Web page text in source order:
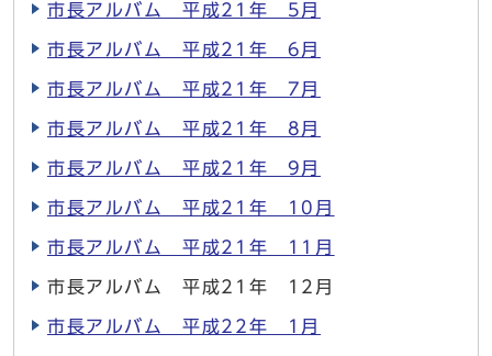
市長アルバム 平成21年 5月
市長アルバム 平成21年 6月
市長アルバム 平成21年 7月
市長アルバム 平成21年 8月
市長アルバム 平成21年 9月
市長アルバム 平成21年 10月
市長アルバム 平成21年 11月
市長アルバム 平成21年 12月
市長アルバム 平成22年 1月